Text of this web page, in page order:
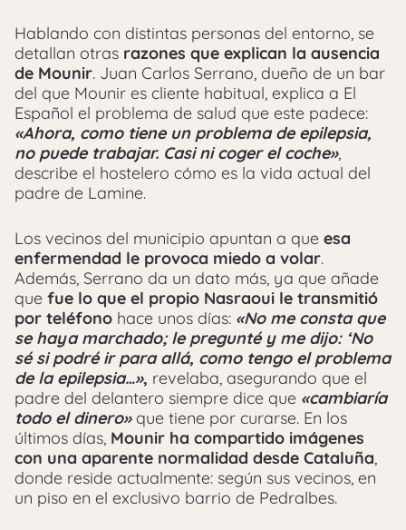
Hablando con distintas personas del entorno, se
detallan otras razones que explican la ausencia
de Mounir. Juan Carlos Serrano, dueño de un bar
del que Mounir es cliente habitual, explica a El
Español el problema de salud que este padece:
«Ahora, como tiene un problema de epilepsia,
no puede trabajar. Casi ni coger el coche»,
describe el hostelero cómo es la vida actual del
padre de Lamine.
Los vecinos del municipio apuntan a que esa
enfermendad le provoca miedo a volar.
Además, Serrano da un dato más, ya que añade
que fue lo que el propio Nasraoui le transmitió
por teléfono hace unos días: «No me consta que
se haya marchado; le pregunté y me dijo: ‘No
sé si podré ir para allá, como tengo el problema
de la epilepsia…», revelaba, asegurando que el
padre del delantero siempre dice que «cambiaría
todo el dinero»que tiene por curarse. En los
últimos días, Mounir ha compartido imágenes
con una aparente normalidad desde Cataluña,
donde reside actualmente: según sus vecinos, en
un piso en el exclusivo barrio de Pedralbes.